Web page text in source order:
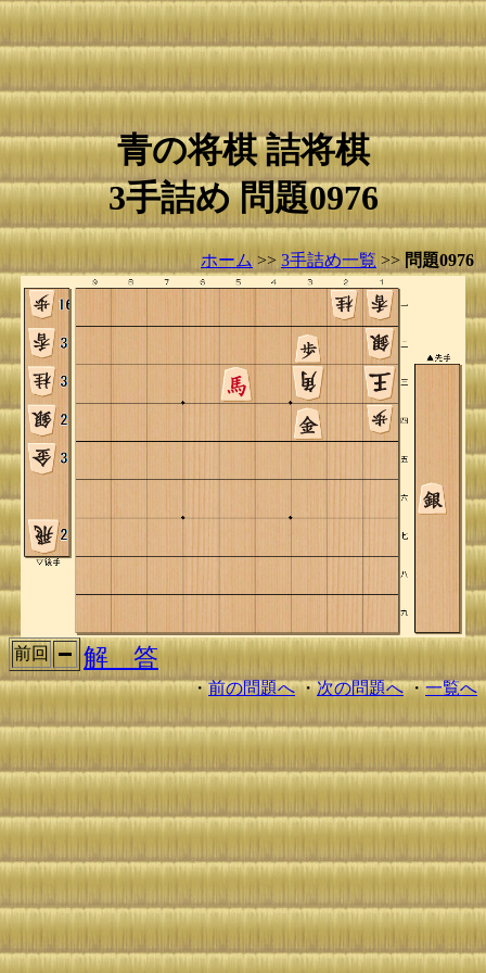
青の将棋 詰将棋
3手詰め 問題0976
ホーム >> 3手詰め一覧 >> 問題0976
前回 解 答
・前の問題へ・次の問題へ・一覧へ